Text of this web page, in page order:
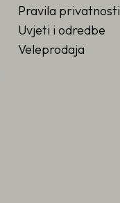
Pravila privatnosti
Uvjeti i odredbe
Veleprodaja